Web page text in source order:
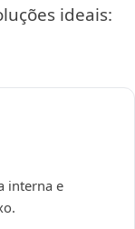
ideais:
interna e